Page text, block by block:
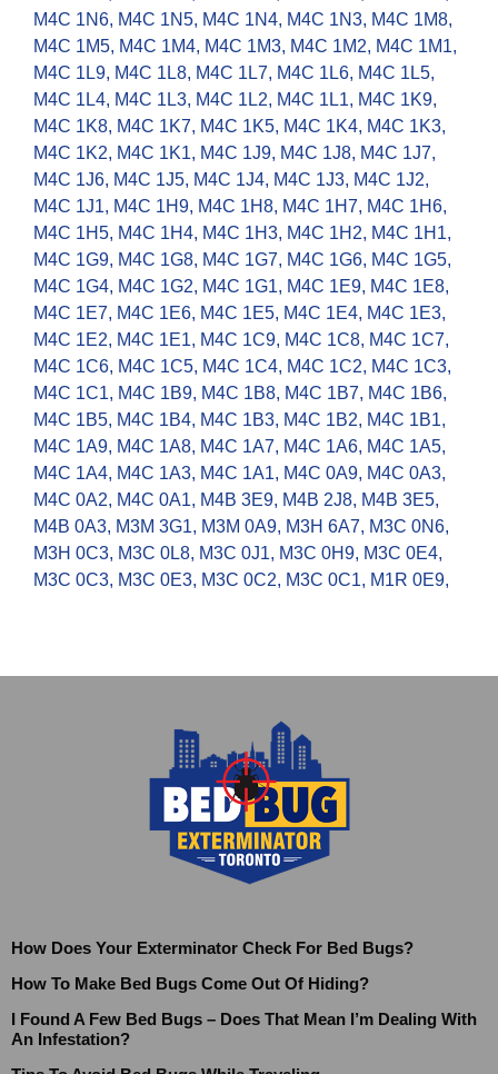
M4C 1N6, M4C 1N5, M4C 1N4, M4C 1N3, M4C 1M8,
M4C 1M5, M4C 1M4, M4C 1M3, M4C 1M2, M4C 1M1,
M4C 1L9, M4C 1L8, M4C 1L7, M4C 1L6, M4C 1L5,
M4C 1L4, M4C 1L3, M4C 1L2, M4C 1L1, M4C 1K9,
M4C 1K8, M4C 1K7, M4C 1K5, M4C 1K4, M4C 1K3,
M4C 1K2, M4C 1K1, M4C 1J9, M4C 1J8, M4C 1J7,
M4C 1J6, M4C 1J5, M4C 1J4, M4C 1J3, M4C 1J2,
M4C 1J1, M4C 1H9, M4C 1H8, M4C 1H7, M4C 1H6,
M4C 1H5, M4C 1H4, M4C 1H3, M4C 1H2, M4C 1H1,
M4C 1G9, M4C 1G8, M4C 1G7, M4C 1G6, M4C 1G5,
M4C 1G4, M4C 1G2, M4C 1G1, M4C 1E9, M4C 1E8,
M4C 1E7, M4C 1E6, M4C 1E5, M4C 1E4, M4C 1E3,
M4C 1E2, M4C 1E1, M4C 1C9, M4C 1C8, M4C 1C7,
M4C 1C6, M4C 1C5, M4C 1C4, M4C 1C2, M4C 1C3,
M4C 1C1, M4C 1B9, M4C 1B8, M4C 1B7, M4C 1B6,
M4C 1B5, M4C 1B4, M4C 1B3, M4C 1B2, M4C 1B1,
M4C 1A9, M4C 1A8, M4C 1A7, M4C 1A6, M4C 1A5,
M4C 1A4, M4C 1A3, M4C 1A1, M4C 0A9, M4C 0A3,
M4C 0A2, M4C 0A1, M4B 3E9, M4B 2J8, M4B 3E5,
M4B 0A3, M3M 3G1, M3M 0A9, M3H 6A7, M3C 0N6,
M3H 0C3, M3C 0L8, M3C 0J1, M3C 0H9, M3C 0E4,
M3C 0C3, M3C 0E3, M3C 0C2, M3C 0C1, M1R 0E9,
How Does Your Exterminator Check For Bed Bugs?
How To Make Bed Bugs Come Out Of Hiding?
I Found A Few Bed Bugs – Does That Mean I’m Dealing With
An Infestation?